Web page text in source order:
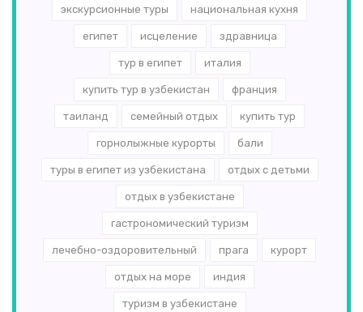
экскурсионные туры национальная кухня
египет исцеление здравница
тур в египет италия
купить тур в узбекистан франция
таиланд семейный отдых купить тур
горнолыжные курорты бали
туры в египет из узбекистана отдых с детьми
отдых в узбекистане
гастрономический туризм
лечебно-оздоровительный прага курорт
отдых на море индия
туризм в узбекистане